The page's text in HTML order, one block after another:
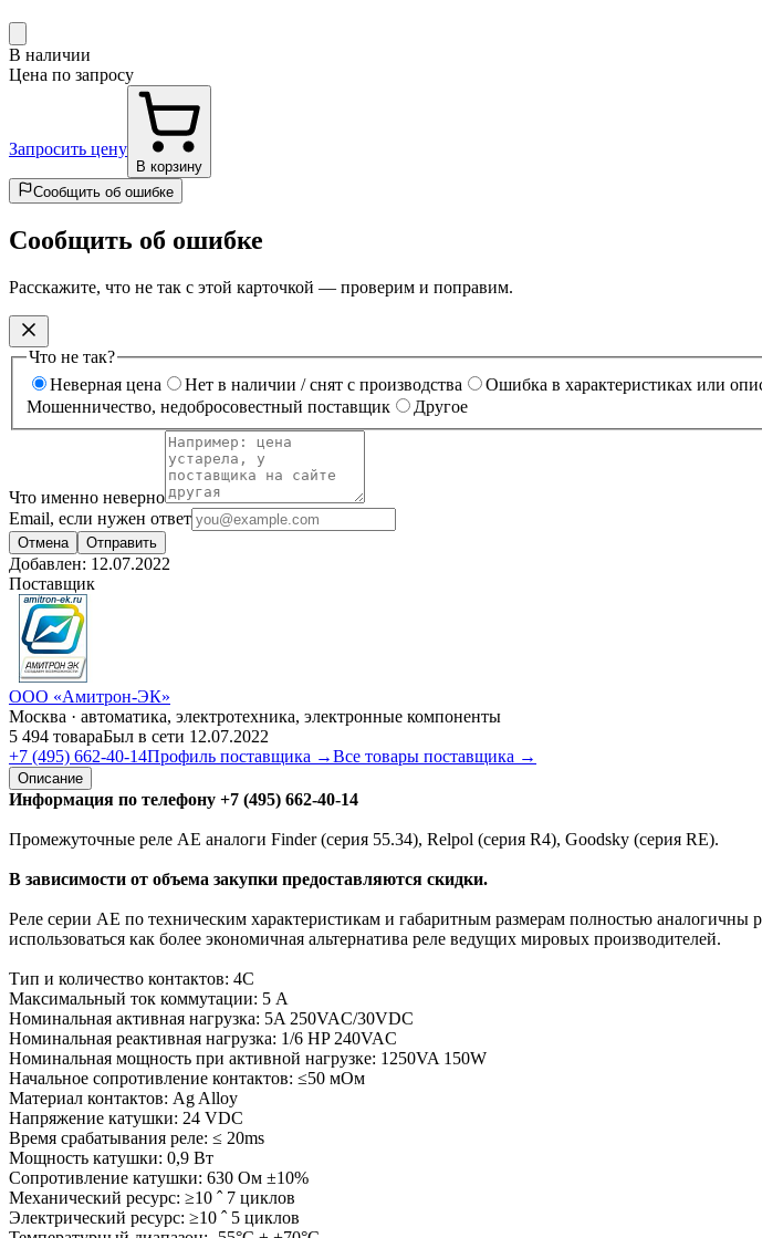
В наличии
Цена по запросу
Запросить цену
В корзину
Сообщить об ошибке
Сообщить об ошибке
Расскажите, что не так с этой карточкой — проверим и поправим.
Что не так?
Неверная цена
Нет в наличии / снят с производства Ошибка в характеристиках или
Мошенничество, недобросовестный поставщик
Другое
Что именно неверно
Email, если нужен ответ
Отмена Отправить
Добавлен: 12.07.2022
Поставщик
ООО «Амитрон-ЭК»
Москва · автоматика, электротехника, электронные компоненты
5 494 товараБыл в сети 12.07.2022
+7 (495) 662-40-14Профиль поставщика →Все товары поставщика →
Описание
Информация по телефону +7 (495) 662-40-14
Промежуточные реле AE аналоги Finder (серия 55.34), Relpol (серия R4), Goodsky (серия RE).
В зависимости от объема закупки предоставляются скидки.
Реле серии АЕ по техническим характеристикам и габаритным размерам полностью аналогичны
использоваться как более экономичная альтернатива реле ведущих мировых производителей.
Тип и количество контактов: 4C
Максимальный ток коммутации: 5 А
Номинальная активная нагрузка: 5A 250VAC/30VDC
Номинальная реактивная нагрузка: 1/6 HP 240VAC
Номинальная мощность при активной нагрузке: 1250VA 150W
Начальное сопротивление контактов: ≤50 мОм
Материал контактов: Ag Alloy
Напряжение катушки: 24 VDC
Время срабатывания реле: ≤ 20ms
Мощность катушки: 0,9 Вт
Сопротивление катушки: 630 Ом ±10%
Механический ресурс: ≥10 ˆ 7 циклов
Электрический ресурс: ≥10 ˆ 5 циклов